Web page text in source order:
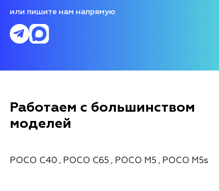
или пишите нам напрямую
Работаем с большинством
моделей
POCO C40 , POCO C65 , POCO M5 , POCO M5s